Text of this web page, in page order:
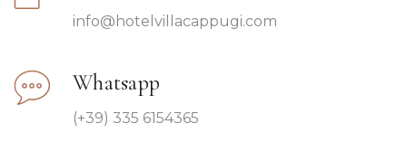
info@hotelvillacappugi.com
Whatsapp
(+39) 335 6154365